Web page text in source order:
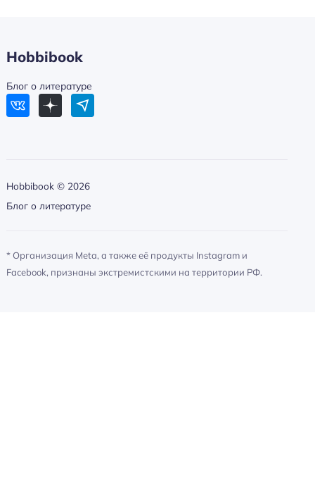
Hobbibook
Блог о литературе
Hobbibook © 2026
Блог о литературе
* Организация Meta, а также её продукты Instagram и
Facebook, признаны экстремистскими на территории РФ.